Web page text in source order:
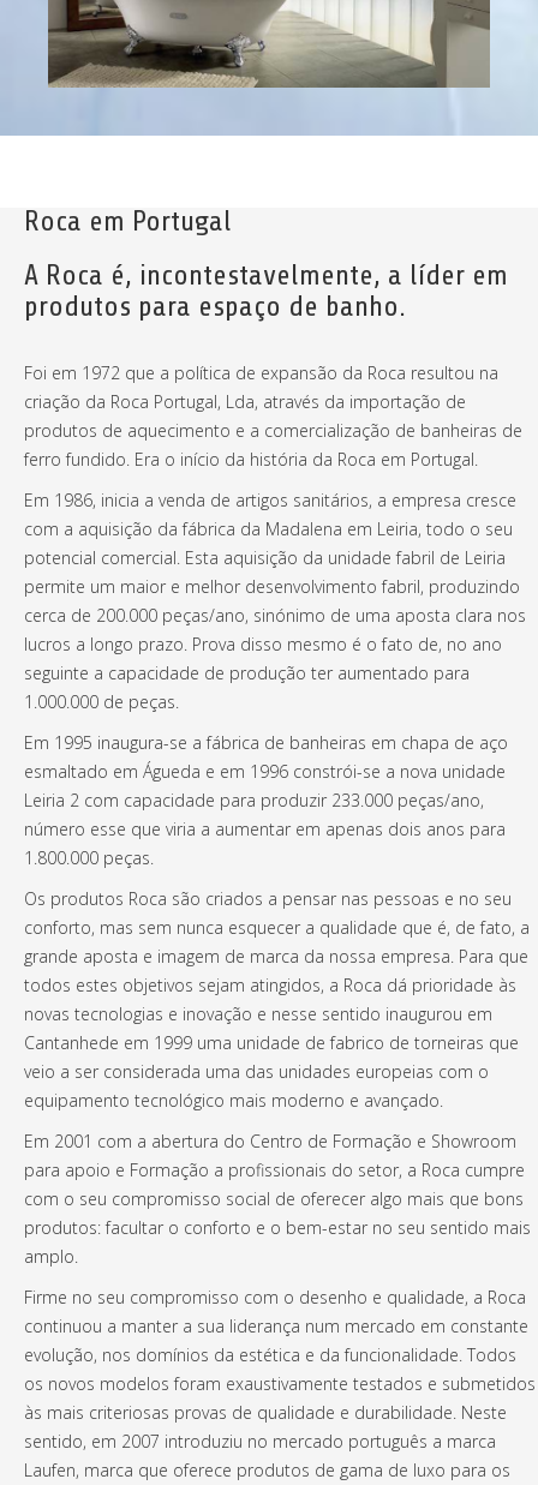
Roca em Portugal
A Roca é, incontestavelmente, a líder em
produtos para espaço de banho.
Foi em 1972 que a política de expansão da Roca resultou na
criação da Roca Portugal, Lda, através da importação de
produtos de aquecimento e a comercialização de banheiras de
ferro fundido. Era o início da história da Roca em Portugal.
Em 1986, inicia a venda de artigos sanitários, a empresa cresce
com a aquisição da fábrica da Madalena em Leiria, todo o seu
potencial comercial. Esta aquisição da unidade fabril de Leiria
permite um maior e melhor desenvolvimento fabril, produzindo
cerca de 200.000 peças/ano, sinónimo de uma aposta clara nos
lucros a longo prazo. Prova disso mesmo é o fato de, no ano
seguinte a capacidade de produção ter aumentado para
1.000.000 de peças.
Em 1995 inaugura-se a fábrica de banheiras em chapa de aço
esmaltado em Águeda e em 1996 constrói-se a nova unidade
Leiria 2 com capacidade para produzir 233.000 peças/ano,
número esse que viria a aumentar em apenas dois anos para
1.800.000 peças.
Os produtos Roca são criados a pensar nas pessoas e no seu
conforto, mas sem nunca esquecer a qualidade que é, de fato, a
grande aposta e imagem de marca da nossa empresa. Para que
todos estes objetivos sejam atingidos, a Roca dá prioridade às
novas tecnologias e inovação e nesse sentido inaugurou em
Cantanhede em 1999 uma unidade de fabrico de torneiras que
veio a ser considerada uma das unidades europeias com o
equipamento tecnológico mais moderno e avançado.
Em 2001 com a abertura do Centro de Formação e Showroom
para apoio e Formação a profissionais do setor, a Roca cumpre
com o seu compromisso social de oferecer algo mais que bons
produtos: facultar o conforto e o bem-estar no seu sentido mais
amplo.
Firme no seu compromisso com o desenho e qualidade, a Roca
continuou a manter a sua liderança num mercado em constante
evolução, nos domínios da estética e da funcionalidade. Todos
os novos modelos foram exaustivamente testados e submetidos
às mais criteriosas provas de qualidade e durabilidade. Neste
sentido, em 2007 introduziu no mercado português a marca
Laufen, marca que oferece produtos de gama de luxo para os